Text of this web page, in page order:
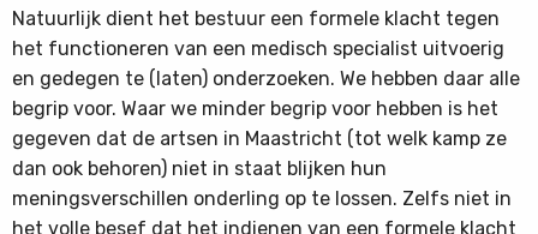
Natuurlijk dient het bestuur een formele klacht tegen
het functioneren van een medisch specialist uitvoerig
en gedegen te (laten) onderzoeken. We hebben daar alle
begrip voor. Waar we minder begrip voor hebben is het
gegeven dat de artsen in Maastricht (tot welk kamp ze
dan ook behoren) niet in staat blijken hun
meningsverschillen onderling op te lossen. Zelfs niet in
het volle besef dat het indienen van een formele klacht